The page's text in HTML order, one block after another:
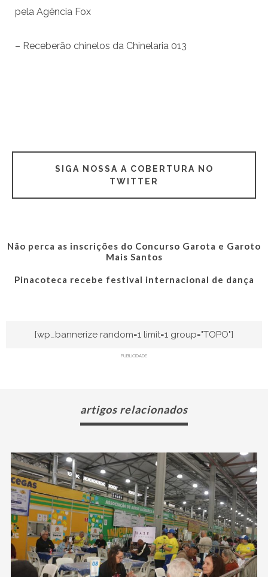
pela Agência Fox
– Receberão chinelos da Chinelaria 013
SIGA NOSSA A COBERTURA NO
TWITTER
Não perca as inscrições do Concurso Garota e Garoto
Mais Santos
Pinacoteca recebe festival internacional de dança
[wp_bannerize random=1 limit=1 group="TOPO"]
PUBLICIDADE
artigos relacionados